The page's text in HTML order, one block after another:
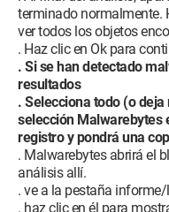
terminado normalmente.
ver todos los objetos
. Haz clic en Ok para
. Si se han detectado
resultados
. Selecciona todo (o
selección Malwarebytes
registro y pondrá una
. Malwarebytes abrirá el
análisis allí.
. ve a la pestaña
. haz clic en él para